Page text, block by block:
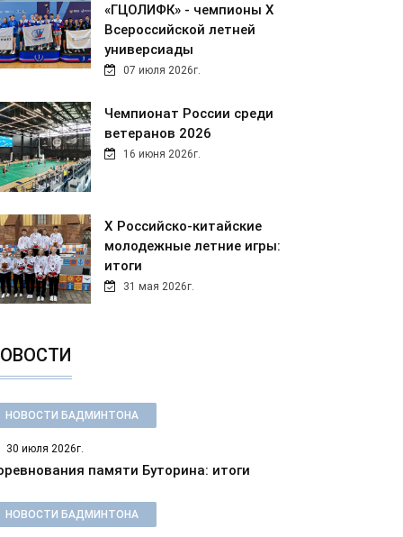
«ГЦОЛИФК» - чемпионы Х
Всероссийской летней
универсиады
07 июля 2026г.
Чемпионат России среди
ветеранов 2026
16 июня 2026г.
Х Российско-китайские
молодежные летние игры:
итоги
31 мая 2026г.
НОВОСТИ БАДМИНТОНА
30 июля 2026г.
памяти Буторина: итоги
НОВОСТИ БАДМИНТОНА